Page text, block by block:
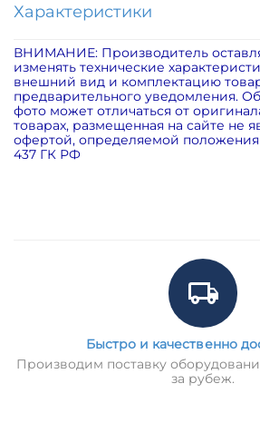
Характеристики
ВНИМАНИЕ: Производитель
изменять технические
внешний вид и комплектацию
предварительного уведомления.
фото может отличаться от
товарах, размещенная на сайте не
офертой, определяемой
437 ГК РФ
Быстро и качественно
Производим поставку
за рубеж.